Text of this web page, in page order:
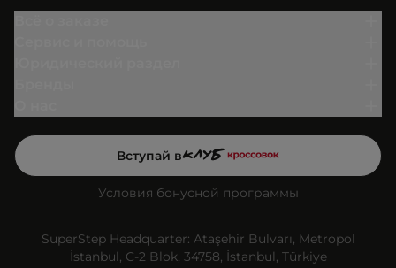
Вступай в
Условия бонусной программы
SuperStep Headquarter: Ataşehir Bulvarı, Metropol
İstanbul, C-2 Blok, 34758, İstanbul, Türkiye